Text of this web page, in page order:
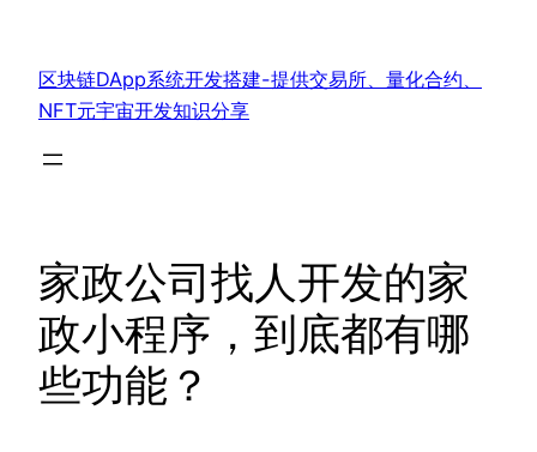
区块链DApp系统开发搭建-提供交易所、量化合约、
NFT元宇宙开发知识分享
家政公司找人开发的家
政小程序，到底都有哪
些功能？